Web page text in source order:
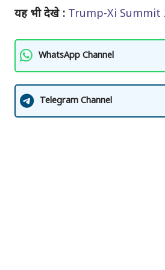
यह भी देखे : Trump-Xi Summit
WhatsApp Channel
Telegram Channel